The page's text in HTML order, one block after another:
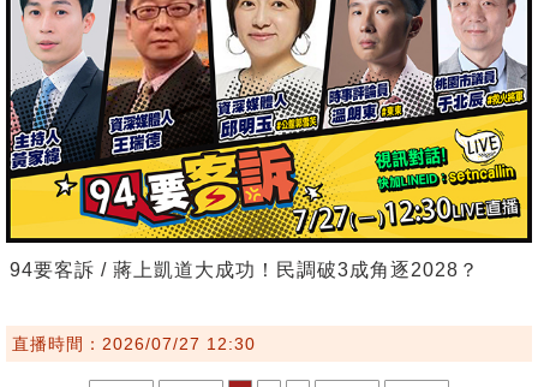
94要客訴 / 蔣上凱道大成功！民調破3成角逐2028？
直播時間：2026/07/27 12:30